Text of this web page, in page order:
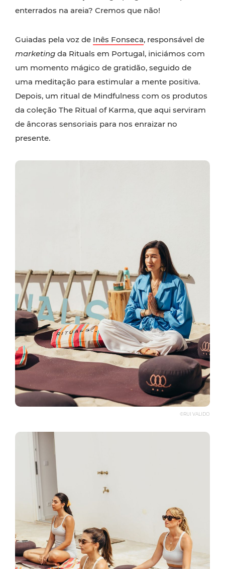
enterrados na areia? Cremos que não!
Guiadas pela voz de Inês Fonseca, responsável de
marketing da Rituals em Portugal, iniciámos com
um momento mágico de gratidão, seguido de
uma meditação para estimular a mente positiva.
Depois, um ritual de Mindfulness com os produtos
da coleção The Ritual of Karma, que aqui serviram
de âncoras sensoriais para nos enraizar no
presente.
©RUI VALIDO